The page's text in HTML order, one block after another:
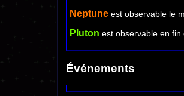
Neptune est observable le
Pluton est observable en fin
Événements